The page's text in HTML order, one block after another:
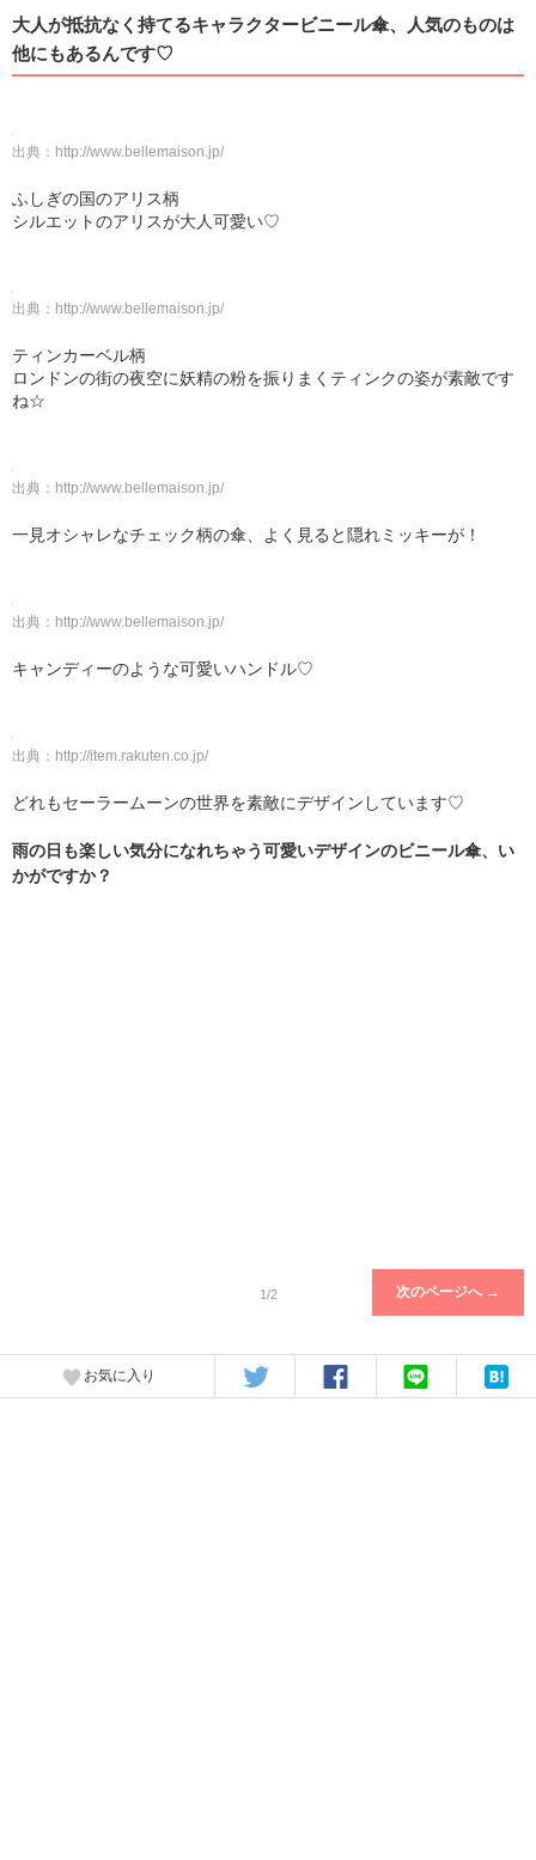
大人が抵抗なく持てるキャラクタービニール傘、人気のものは
他にもあるんです♡
出典： http://www.bellemaison.jp/
ふしぎの国のアリス柄
シルエットのアリスが大人可愛い♡
出典： http://www.bellemaison.jp/
ティンカーベル柄
ロンドンの街の夜空に妖精の粉を振りまくティンクの姿が素敵です
ね☆
出典： http://www.bellemaison.jp/
一見オシャレなチェック柄の傘、よく見ると隠れミッキーが！
出典： http://www.bellemaison.jp/
キャンディーのような可愛いハンドル♡
出典： http://item.rakuten.co.jp/
どれもセーラームーンの世界を素敵にデザインしています♡
雨の日も楽しい気分になれちゃう可愛いデザインのビニール傘、い
かがですか？
1/2 次のページへ →
お気に入り